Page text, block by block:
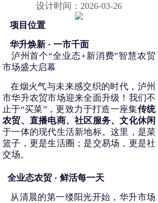
设计时间：2026-03-26
项目位置
华升焕新 · 一市千面
市场盛大启幕
市华升农贸市场迎来全面升级！我们不
止于“买菜”，更致力于打造一座集传统
农贸、直播电商、社区服务、文化休闲
于一体的现代生活新地标。这里，是菜
篮子，更是生活圈；是交易场，更是社
交场。
全业态农贸 · 鲜活每一天